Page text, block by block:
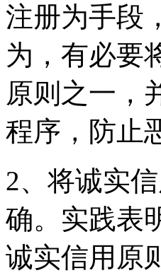
注册为手段
为，有必要
原则之一，
程序，防止
2、将诚实
确。实践表
诚实信用原